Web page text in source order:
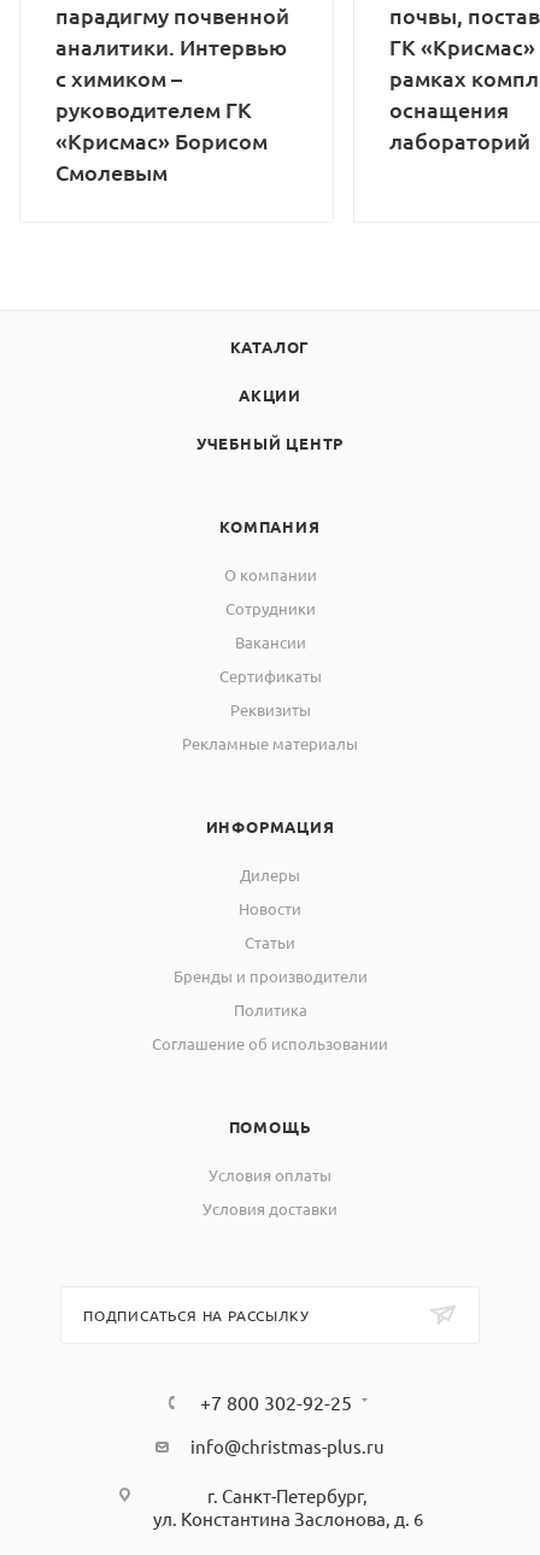
парадигму почвенной
аналитики. Интервью
с химиком –
руководителем ГК
«Крисмас» Борисом
Смолевым
почвы,
ГК «Крисмас»
рамках
оснащения
лабораторий
КАТАЛОГ
АКЦИИ
УЧЕБНЫЙ ЦЕНТР
КОМПАНИЯ
О компании
Сотрудники
Вакансии
Сертификаты
Реквизиты
Рекламные материалы
ИНФОРМАЦИЯ
Дилеры
Новости
Статьи
Бренды и производители
Политика
Соглашение об использовании
ПОМОЩЬ
Условия оплаты
Условия доставки
ПОДПИСАТЬСЯ НА РАССЫЛКУ
+7 800 302-92-25
info@christmas-plus.ru
г. Санкт-Петербург,
ул. Константина Заслонова, д. 6